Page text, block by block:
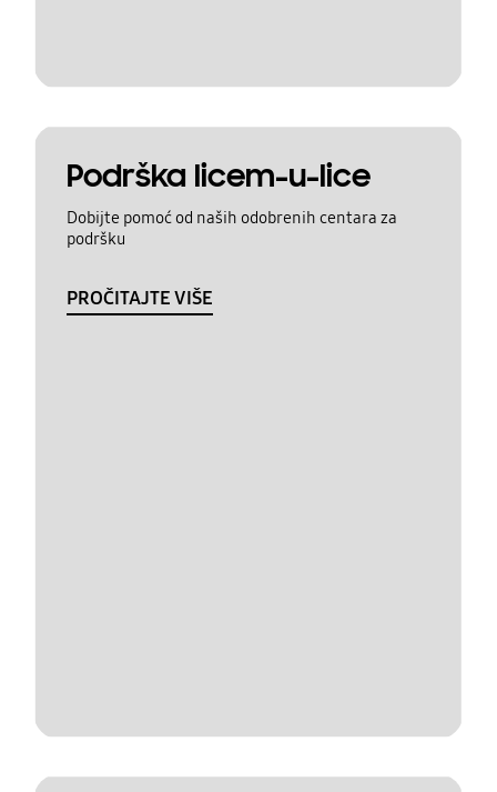
Podrška licem-u-lice
Dobijte pomoć od naših odobrenih centara za
podršku
PROČITAJTE VIŠE